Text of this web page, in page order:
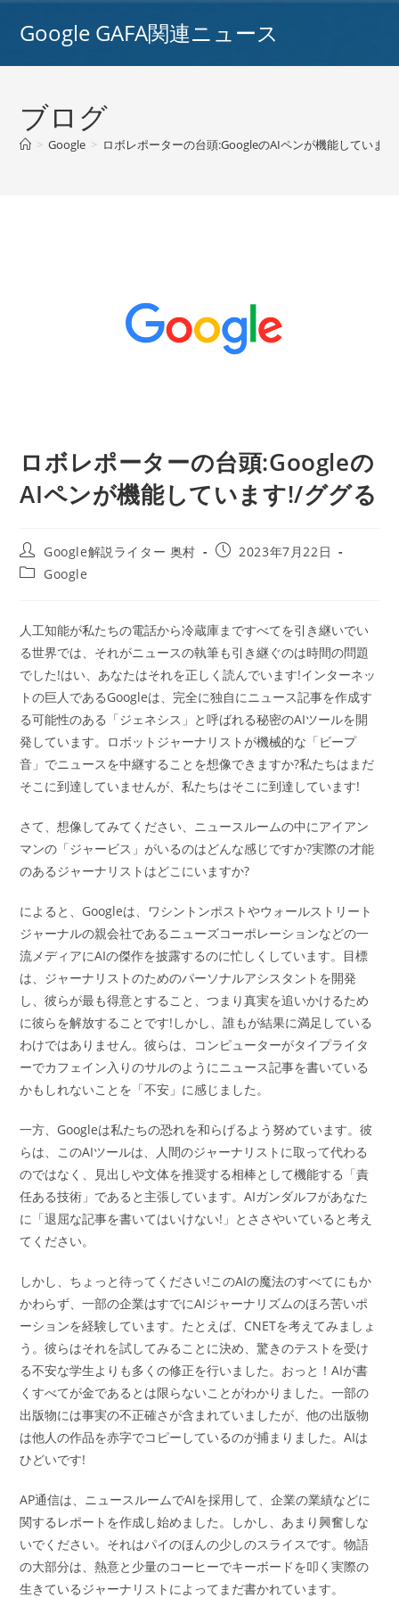
Google GAFA関連ニュース
ブログ
> Google > ロボレポーターの台頭:GoogleのAIペンが機能していま
ロボレポーターの台頭:Googleの
AIペンが機能しています!/ググる
投
稿
者:
Google解説ライター 奥村
投
2023年7月22日
投
テ
ゴ
リ
ー:
Google
人工知能が私たちの電話から冷蔵庫まですべてを引き継いでい
る世界では、それがニュースの執筆も引き継ぐのは時間の問題
でした!はい、あなたはそれを正しく読んでいます!インターネッ
トの巨人であるGoogleは、完全に独自にニュース記事を作成す
る可能性のある「ジェネシス」と呼ばれる秘密のAIツールを開
発しています。ロボットジャーナリストが機械的な「ビープ
音」でニュースを中継することを想像できますか?私たちはまだ
そこに到達していませんが、私たちはそこに到達しています!
さて、想像してみてください、ニュースルームの中にアイアン
マンの「ジャービス」がいるのはどんな感じですか?実際の才能
のあるジャーナリストはどこにいますか?
によると、Googleは、ワシントンポストやウォールストリート
ジャーナルの親会社であるニューズコーポレーションなどの一
流メディアにAIの傑作を披露するのに忙しくしています。目標
は、ジャーナリストのためのパーソナルアシスタントを開発
し、彼らが最も得意とすること、つまり真実を追いかけるため
に彼らを解放することです!しかし、誰もが結果に満足している
わけではありません。彼らは、コンピューターがタイプライタ
ーでカフェイン入りのサルのようにニュース記事を書いている
かもしれないことを「不安」に感じました。
一方、Googleは私たちの恐れを和らげるよう努めています。彼
らは、このAIツールは、人間のジャーナリストに取って代わる
のではなく、見出しや文体を推奨する相棒として機能する「責
任ある技術」であると主張しています。AIガンダルフがあなた
に「退屈な記事を書いてはいけない!」とささやいていると考え
てください。
しかし、ちょっと待ってください!このAIの魔法のすべてにもか
かわらず、一部の企業はすでにAIジャーナリズムのほろ苦いポ
ーションを経験しています。たとえば、CNETを考えてみましょ
う。彼らはそれを試してみることに決め、驚きのテストを受け
る不安な学生よりも多くの修正を行いました。おっと！AIが書
くすべてが金であるとは限らないことがわかりました。一部の
出版物には事実の不正確さが含まれていましたが、他の出版物
は他人の作品を赤字でコピーしているのが捕まりました。AIは
ひどいです!
AP通信は、ニュースルームでAIを採用して、企業の業績などに
関するレポートを作成し始めました。しかし、あまり興奮しな
いでください。それはパイのほんの少しのスライスです。物語
の大部分は、熱意と少量のコーヒーでキーボードを叩く実際の
生きているジャーナリストによってまだ書かれています。